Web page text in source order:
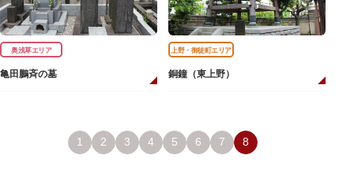
奥浅草エリア
亀田鵬斉の墓
上野・御徒町エリア
銅鐘（東上野）
1 2 3 4 5 6 7 8